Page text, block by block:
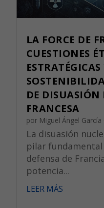
LA FORCE DE
CUESTIONES
ESTRATÉGICAS
DE DISUASIÓN
FRANCESA
por Miguel Ángel García
La disuasión
pilar
defensa de
potencia...
LEER MÁS